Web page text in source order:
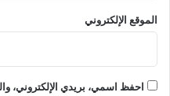
الموقع الإلكتروني
احفظ اسمي، بريدي الإلكتروني،